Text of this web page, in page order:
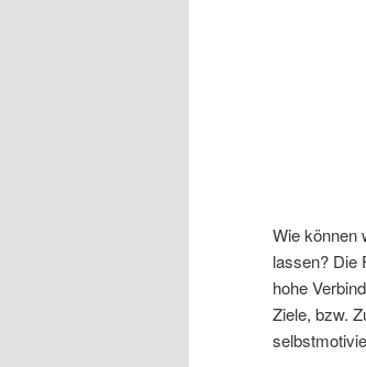
Wie können
lassen? Die
hohe
Ziele, bzw.